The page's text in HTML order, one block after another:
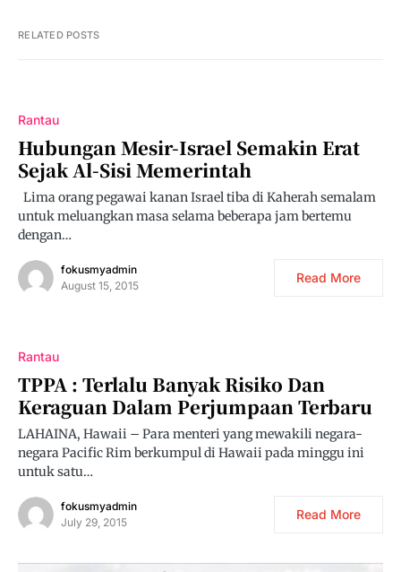
RELATED POSTS
Rantau
Hubungan Mesir-Israel Semakin Erat
Sejak Al-Sisi Memerintah
Lima orang pegawai kanan Israel tiba di Kaherah semalam
untuk meluangkan masa selama beberapa jam bertemu
dengan…
fokusmyadmin
August 15, 2015
Read More
Rantau
TPPA : Terlalu Banyak Risiko Dan
Keraguan Dalam Perjumpaan Terbaru
LAHAINA, Hawaii – Para menteri yang mewakili negara-
negara Pacific Rim berkumpul di Hawaii pada minggu ini
untuk satu…
fokusmyadmin
July 29, 2015
Read More